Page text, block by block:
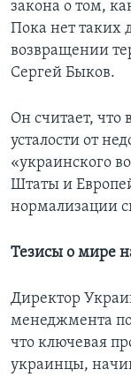
закона о том,
Пока нет таких
возвращении
Сергей Быков.
Он считает,
усталости от
«украинского
Штаты и
нормализации
Тезисы о мире
Директор
менеджмента
что ключевая
украинцы,